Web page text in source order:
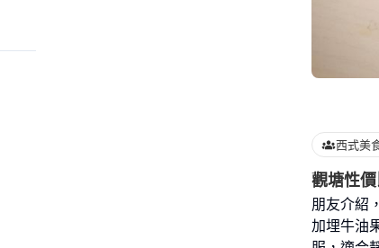
西式美
觀塘性
朋友介紹
加埋牛油